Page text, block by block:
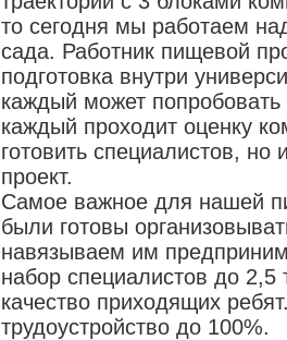
то сегодня мы работаем
сада. Работник пищевой
подготовка внутри
каждый может
каждый проходит оценку
готовить специалистов, но
проект.
Самое важное для нашей
были готовы
навязываем им
набор специалистов до
качество приходящих
трудоустройство до 100%.